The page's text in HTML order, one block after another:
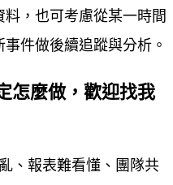
，也可考慮從某一時間
件做後續追蹤與分析。
怎麼做，歡迎找我
、報表難看懂、團隊共